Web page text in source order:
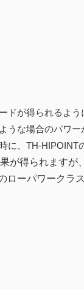
ドが得られるよう
うな場合のパワー
に、TH-HIPOINT
が得られますが
ローパワークラ